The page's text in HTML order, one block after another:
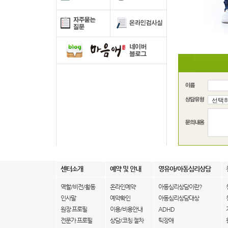
센터소개 예약 및 안내 영유아/아동심리상담
역할/비전/활동
인사말
원장 프로필
전문가 프로필
온라인예약
예약확인
이용/비용안내
상담/코칭 절차
아동심리상담이란?
아동심리상담대상
ADHD
틱장애